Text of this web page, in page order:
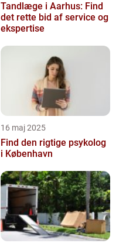
Tandlæge i Aarhus: Find
det rette bid af service og
ekspertise
16 maj 2025
Find den rigtige psykolog
i København